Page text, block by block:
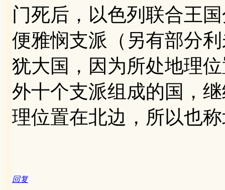
门死后，以色列联合王
便雅悯支派（另有部分
犹大国，因为所处地理
外十个支派组成的国，
理位置在北边，所以也
回复